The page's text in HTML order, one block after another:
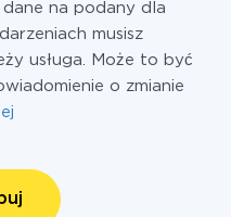
na podany dla
musisz
usługa. Może to być
o zmianie